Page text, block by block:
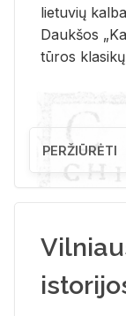
lie­tu­vių
Dauk­šos
tū­ros
PERŽIŪRĖTI